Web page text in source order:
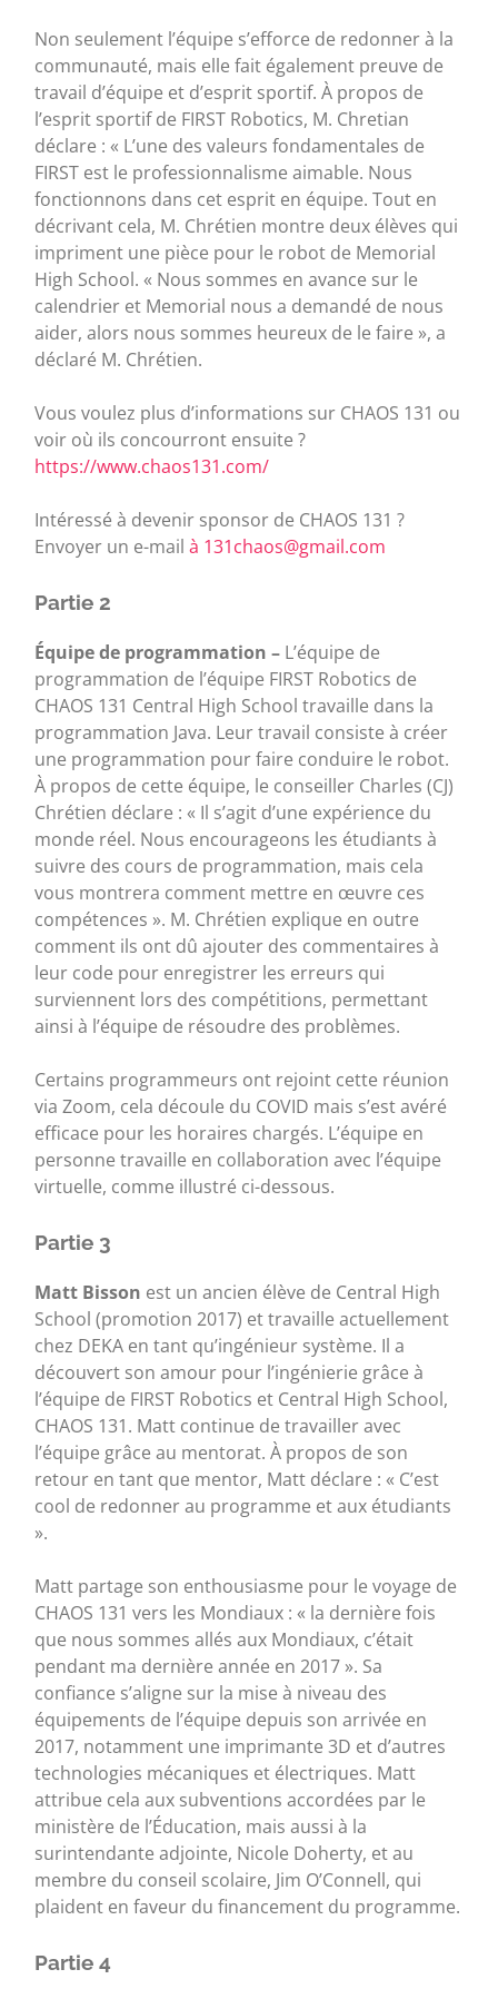
Non seulement l’équipe s’efforce de redonner à la
communauté, mais elle fait également preuve de
travail d’équipe et d’esprit sportif. À propos de
l’esprit sportif de FIRST Robotics, M. Chretian
déclare : « L’une des valeurs fondamentales de
FIRST est le professionnalisme aimable. Nous
fonctionnons dans cet esprit en équipe. Tout en
décrivant cela, M. Chrétien montre deux élèves qui
impriment une pièce pour le robot de Memorial
High School. « Nous sommes en avance sur le
calendrier et Memorial nous a demandé de nous
aider, alors nous sommes heureux de le faire », a
déclaré M. Chrétien.
Vous voulez plus d’informations sur CHAOS 131 ou
voir où ils concourront ensuite ?
https://www.chaos131.com/
Intéressé à devenir sponsor de CHAOS 131 ?
Envoyer un e-mail à 131chaos@gmail.com
Partie 2
Équipe de programmation – L’équipe de
programmation de l’équipe FIRST Robotics de
CHAOS 131 Central High School travaille dans la
programmation Java. Leur travail consiste à créer
une programmation pour faire conduire le robot.
À propos de cette équipe, le conseiller Charles (CJ)
Chrétien déclare : « Il s’agit d’une expérience du
monde réel. Nous encourageons les étudiants à
suivre des cours de programmation, mais cela
vous montrera comment mettre en œuvre ces
compétences ». M. Chrétien explique en outre
comment ils ont dû ajouter des commentaires à
leur code pour enregistrer les erreurs qui
surviennent lors des compétitions, permettant
ainsi à l’équipe de résoudre des problèmes.
Certains programmeurs ont rejoint cette réunion
via Zoom, cela découle du COVID mais s’est avéré
efficace pour les horaires chargés. L’équipe en
personne travaille en collaboration avec l’équipe
virtuelle, comme illustré ci-dessous.
Partie 3
Matt Bisson est un ancien élève de Central High
School (promotion 2017) et travaille actuellement
chez DEKA en tant qu’ingénieur système. Il a
découvert son amour pour l’ingénierie grâce à
l’équipe de FIRST Robotics et Central High School,
CHAOS 131. Matt continue de travailler avec
l’équipe grâce au mentorat. À propos de son
retour en tant que mentor, Matt déclare : « C’est
cool de redonner au programme et aux étudiants
».
Matt partage son enthousiasme pour le voyage de
CHAOS 131 vers les Mondiaux : « la dernière fois
que nous sommes allés aux Mondiaux, c’était
pendant ma dernière année en 2017 ». Sa
confiance s’aligne sur la mise à niveau des
équipements de l’équipe depuis son arrivée en
2017, notamment une imprimante 3D et d’autres
technologies mécaniques et électriques. Matt
attribue cela aux subventions accordées par le
ministère de l’Éducation, mais aussi à la
surintendante adjointe, Nicole Doherty, et au
membre du conseil scolaire, Jim O’Connell, qui
plaident en faveur du financement du programme.
Partie 4